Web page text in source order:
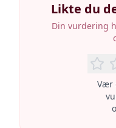
Likte du
Din vurdering
Vær